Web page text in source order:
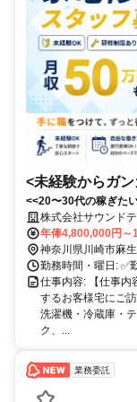
<未経験からガ
<<20〜30代の稼ぎた
入｜営業活動なし｜安
株式会社サウンド
年俸4,800,000円～
神奈川県川崎市麻
勤務時間・曜日: ✅️
仕事内容: 【仕事内
するお客様宅にご
洗濯機・冷蔵庫・
ク、...
業務委託